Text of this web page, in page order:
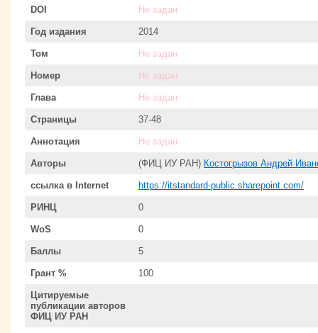
DOI Не задан
Год издания 2014
Том Не задан
Номер Не задан
Глава Не задан
Страницы 37-48
Аннотация Не задан
Авторы (ФИЦ ИУ РАН) Костогрызов Андрей
ссылка в Internet https://itstandard-public.sharepoint.com/
РИНЦ 0
WoS 0
Баллы 5
Грант % 100
Цитируемые
публикации авторов
ФИЦ ИУ РАН